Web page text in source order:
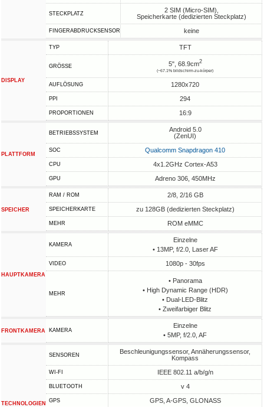
STECKPLATZ
2 SIM (Micro-SIM),
Speicherkarte (dedizierten Steckplatz)
FINGERABDRUCKSENSOR keine
DISPLAY
TYP TFT
GRÖSSE 5", 68.9cm2
(~67.1% bildschirm-zu-körper)
AUFLÖSUNG 1280x720
PPI 294
PROPORTIONEN 16:9
PLATTFORM
BETRIEBSSYSTEM
Android 5.0
(ZenUI)
SOC Qualcomm Snapdragon 410
CPU 4x1.2GHz Cortex-A53
GPU Adreno 306, 450MHz
SPEICHER
RAM / ROM 2/8, 2/16 GB
SPEICHERKARTE zu 128GB (dedizierten Steckplatz)
MEHR ROM eMMC
HAUPTKAMERA
KAMERA
Einzelne
• 13MP, f/2.0, Laser AF
VIDEO 1080p - 30fps
MEHR
• Panorama
• High Dynamic Range (HDR)
• Dual-LED-Blitz
• Zweifarbiger Blitz
FRONTKAMERA KAMERA
Einzelne
• 5MP, f/2.0, AF
TECHNOLOGIEN
SENSOREN
Beschleunigungssensor, Annäherungssensor,
Kompass
WI-FI IEEE 802.11 a/b/g/n
BLUETOOTH v 4
GPS GPS, A-GPS, GLONASS